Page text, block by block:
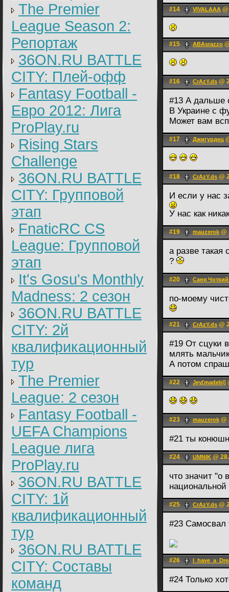
The Premier
League Season 2:
Репортаж
36ON.RU BATTLE
CITY: Плей-офф
Fantasy Football -
Евро 2012: Лига
ProPlay.ru
Rising Stars
Challenge
36ON.RU BATTLE
CITY: Групповой
этап
FnaticRC CS
League: Групповой
этап
It's Gosu's Monthly
Madness: 2 сезон
36ON.RU BATTLE
CITY: 2й
квалификационный
тур
The Premier
League: 2 cезон
Fantasy Football -
UEFA Champions
League лига
ProPlay.ru
36ON.RU BATTLE
CITY: 1й
квалификационный
тур
36ON.RU BATTLE
CITY: Составы
команд
#14 VIVALAAA
#15 ABAsrazzo
#16 CrAzY.ds @
#13 А дальше
В Украине с
Может вам
#17 Джигурдец
#18 CrAzY.ds @
И если у нас
У нас как
#19 mauzerok @
а разве
?
#20 Саня
по-моему
#21 CrAzY.ds @
#19 От сцуки
млять
А потом
#22 Jey[madebl]
#23 mauzerok @
#21 ты
#24 UMNIK @
что значит "о
#25 CrAzY.ds @
#23 Самосвал
#26
#24 Только